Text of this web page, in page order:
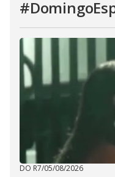
DO R7/05/08/2026